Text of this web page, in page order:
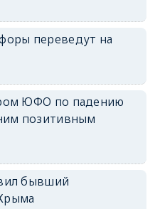
переведут на
ЮФО по падению
позитивным
бывший